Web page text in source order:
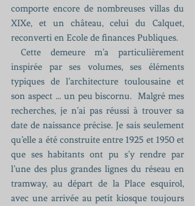
comporte encore de nombreuses villas du
XIXe, et un château, celui du Calquet,
reconverti en Ecole de finances Publiques.
inspirée par ses volumes, ses éléments
typiques de l’architecture toulousaine et
son aspect ... un peu biscornu.  Malgré mes
recherches, je n’ai pas réussi à trouver sa
date de naissance précise. Je sais seulement
qu’elle a été construite entre 1925 et 1950 et
que ses habitants ont pu s’y rendre par
l’une des plus grandes lignes du réseau en
tramway, au départ de la Place esquirol,
avec une arrivée au petit kiosque toujours